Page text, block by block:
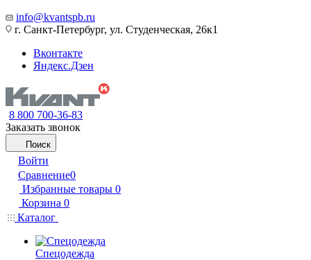
info@kvantspb.ru
г. Санкт-Петербург, ул. Студенческая, 26к1
Вконтакте
Яндекс.Дзен
8 800 700-36-83
Заказать звонок
Поиск
Войти
Сравнение0
Избранные товары 0
Корзина 0
Каталог
Спецодежда